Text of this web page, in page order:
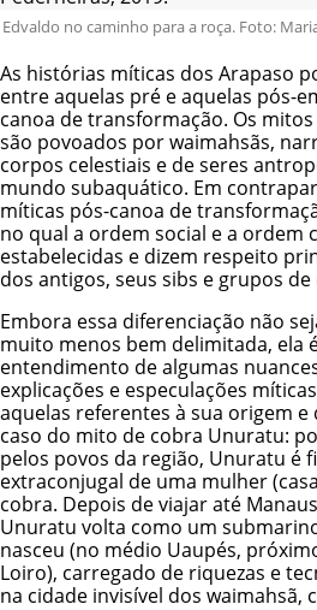
Edvaldo no caminho para a roça. Foto:
As histórias míticas dos Arapaso
entre aquelas pré e aquelas pós-
canoa de transformação. Os
são povoados por waimahsãs,
corpos celestiais e de seres
mundo subaquático. Em
míticas pós-canoa de
no qual a ordem social e a ordem
estabelecidas e dizem respeito
dos antigos, seus sibs e grupos
Embora essa diferenciação não
muito menos bem delimitada, ela
entendimento de algumas
explicações e especulações
aquelas referentes à sua origem e
caso do mito de cobra Unuratu:
pelos povos da região, Unuratu é
extraconjugal de uma mulher
cobra. Depois de viajar até
Unuratu volta como um
nasceu (no médio Uaupés,
Loiro), carregado de riquezas e
na cidade invisível dos waimahsã,